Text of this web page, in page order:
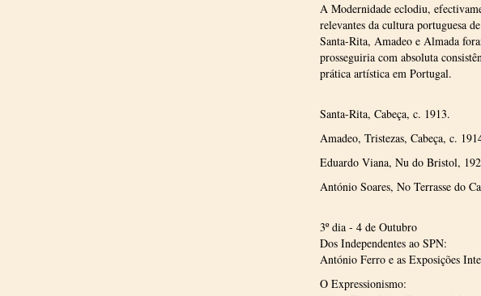
A Modernidade eclodiu,
relevantes da cultura portuguesa
Santa-Rita, Amadeo e Almada
prosseguiria com absoluta
prática artística em Portugal.
Santa-Rita, Cabeça, c. 1913.
Amadeo, Tristezas, Cabeça, c.
Eduardo Viana, Nu do Bristol,
António Soares, No Terrasse do
3º dia - 4 de Outubro
Dos Independentes ao SPN:
António Ferro e as Exposições
O Expressionismo: